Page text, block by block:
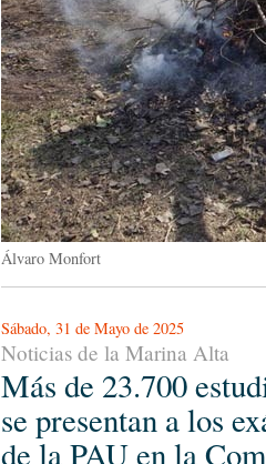
Álvaro Monfort
Sábado, 31 de Mayo de 2025
Noticias de la Marina Alta
Más de 23.700
se presentan a los
de la PAU en la